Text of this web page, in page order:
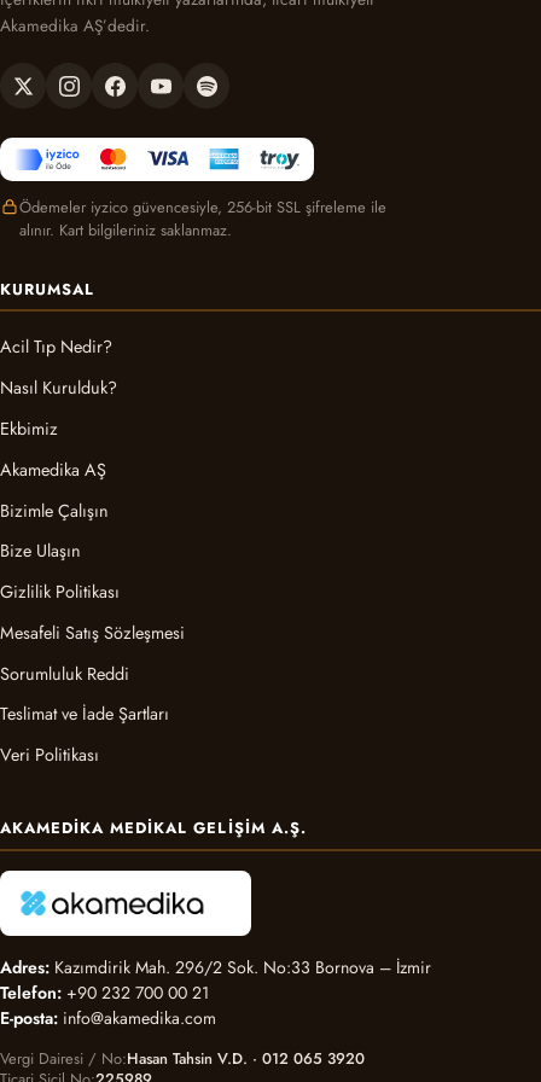
Akamedika AŞ’dedir.
Ödemeler iyzico güvencesiyle, 256-bit SSL şifreleme ile
alınır. Kart bilgileriniz saklanmaz.
KURUMSAL
Acil Tıp Nedir?
Nasıl Kurulduk?
Ekbimiz
Akamedika AŞ
Bizimle Çalışın
Bize Ulaşın
Gizlilik Politikası
Mesafeli Satış Sözleşmesi
Sorumluluk Reddi
Teslimat ve İade Şartları
Veri Politikası
AKAMEDIKA MEDIKAL GELIŞIM A.Ş.
Adres: Kazımdirik Mah. 296/2 Sok. No:33 Bornova – İzmir
Telefon: +90 232 700 00 21
E-posta: info@akamedika.com
Vergi Dairesi / No Hasan Tahsin V.D. · 012 065 3920